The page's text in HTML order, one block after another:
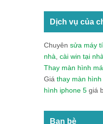
Dịch vụ của
Chuyên sửa máy
nhà cài win tại nhà
Thay màn hình
Giá thay màn
hình iphone 5 giá
Bạn bè